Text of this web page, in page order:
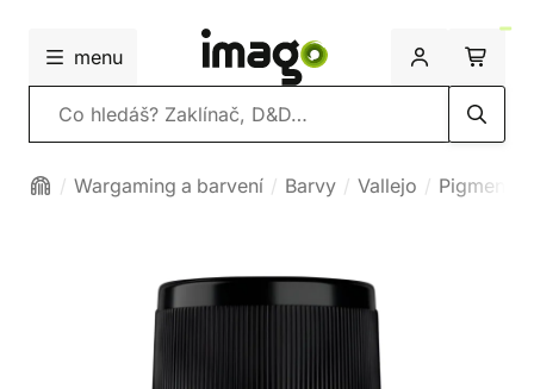
menu
Vyhledávání
Wargaming a barvení Barvy Vallejo Pigment